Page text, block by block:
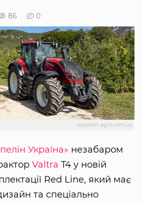
86 0
zeppelin-agro.com.ua
Україна» незабаром
Valtra T4 у новій
Red Line, який має
та спеціально